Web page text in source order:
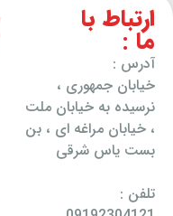
ارتباط با
ما :
آدرس :
خیابان جمهوری ،
نرسیده به خیابان ملت
، خیابان مراغه ای ، بن
بست یاس شرقی
تلفن :